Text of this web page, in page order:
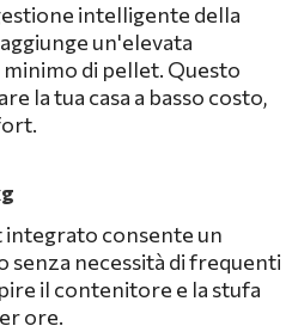
intelligente della
un'elevata
di pellet. Questo
la tua casa a basso costo,
consente un
necessità di frequenti
il contenitore e la stufa
ore.